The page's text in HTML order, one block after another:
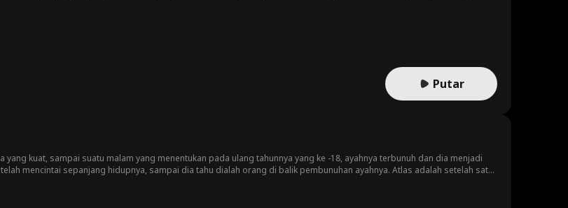
Putar
yang kuat, sampai suatu malam yang menentukan pada ulang tahunnya yang ke -18, ayahnya terbunuh dan dia menjadi
mencintai sepanjang hidupnya, sampai dia tahu dialah orang di balik pembunuhan ayahnya. Atlas adalah setelah satu